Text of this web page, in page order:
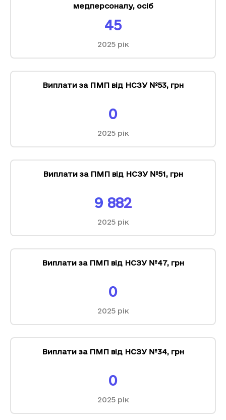
медперсоналу, осіб
45
2025рік
Виплати за ПМП від НСЗУ №53, грн
0
2025рік
Виплати за ПМП від НСЗУ №51, грн
9 882
2025рік
Виплати за ПМП від НСЗУ №47, грн
0
2025рік
Виплати за ПМП від НСЗУ №34, грн
0
2025рік